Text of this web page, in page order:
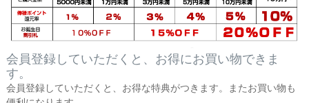
会員登録していただくと、お得にお買い物できま
す。
会員登録していただくと、お得な特典がつきます。またお買い物も